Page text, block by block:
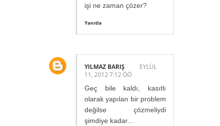
işi ne zaman çözer?
Yanıtla
YILMAZ BARIŞ
EYLÜL
11, 2012 7:12 ÖÖ
Geç bile kaldı, kasıtlı
olarak yapılan bir problem
değilse çözmeliydi
şimdiye kadar...